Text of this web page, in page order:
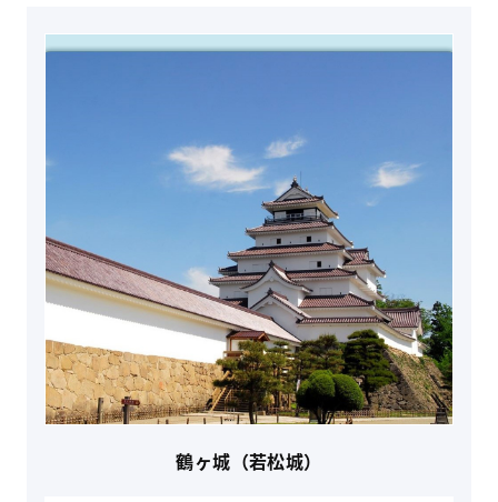
鶴ヶ城（若松城）